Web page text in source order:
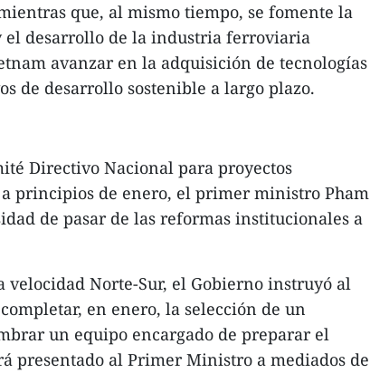
que, al mismo tiempo, se fomente la
el desarrollo de la industria ferroviaria
avanzar en la adquisición de tecnologías
de desarrollo sostenible a largo plazo.
Directivo Nacional para proyectos
principios de enero, el primer ministro Pham
de pasar de las reformas institucionales a
velocidad Norte-Sur, el Gobierno instruyó al
en enero, la selección de un
un equipo encargado de preparar el
presentado al Primer Ministro a mediados de